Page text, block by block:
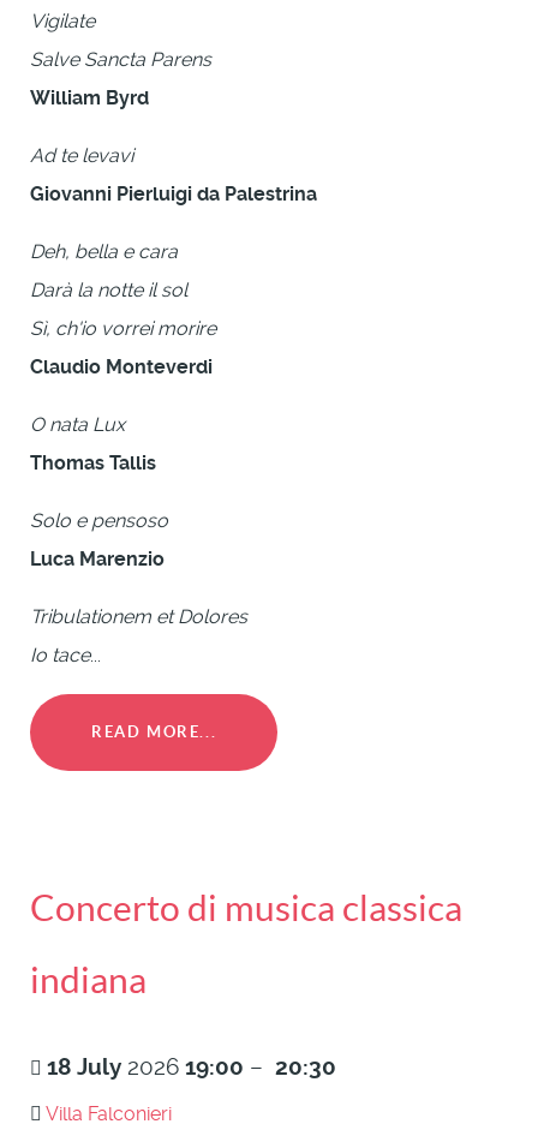
Vigilate
Salve Sancta Parens
William Byrd
Ad te levavi
Giovanni Pierluigi da Palestrina
Deh, bella e cara
Darà la notte il sol
Sì, ch'io vorrei morire
Claudio Monteverdi
O nata Lux
Thomas Tallis
Solo e pensoso
Luca Marenzio
Tribulationem et Dolores
Io tace...
READ MORE...
Concerto di musica classica
indiana
18 July 2026 19:00 – 20:30
Villa Falconieri